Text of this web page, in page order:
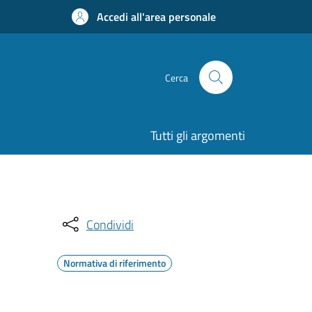
Accedi all'area personale
Cerca
Tutti gli argomenti
Condividi
Normativa di riferimento